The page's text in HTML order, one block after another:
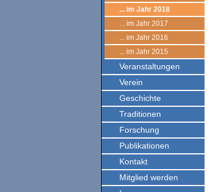
... im Jahr 2018
... im Jahr 2017
... im Jahr 2016
... im Jahr 2015
Veranstaltungen
Verein
Geschichte
Traditionen
Forschung
Publikationen
Kontakt
Mitglied werden